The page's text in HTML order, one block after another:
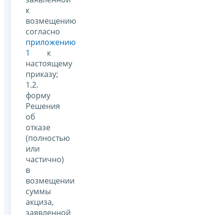
к
возмещению
согласно
приложению
1
к
настоящему
приказу;
1.2.
форму
Решения
об
отказе
(полностью
или
частично)
в
возмещении
суммы
акциза,
заявленной